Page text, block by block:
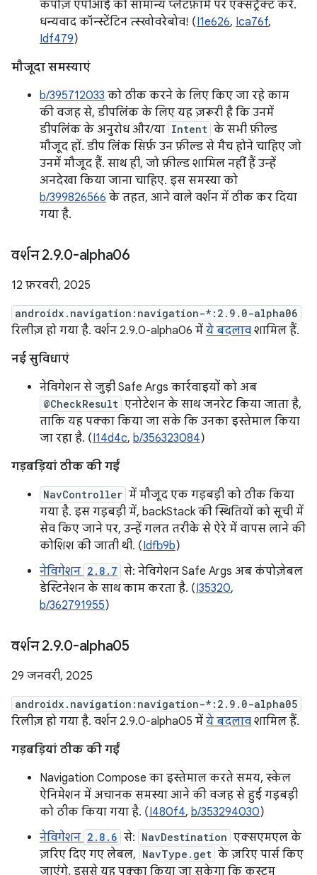
कंपोज़ एपीआई को सामान्य प्लैटफ़ॉर्म पर एक्सट्रैक्ट करें.
धन्यवाद कॉन्स्टेंटिन त्स्खोवरेबोव! (I1e626, Ica76f,
Idf479)
मौजूदा समस्याएं
b/395712033 को ठीक करने के लिए किए जा रहे काम
की वजह से, डीपलिंक के लिए यह ज़रूरी है कि उनमें
डीपलिंक के अनुरोध और/या Intent के सभी फ़ील्ड
मौजूद हों. डीप लिंक सिर्फ़ उन फ़ील्ड से मैच होने चाहिए जो
उनमें मौजूद हैं. साथ ही, जो फ़ील्ड शामिल नहीं हैं उन्हें
अनदेखा किया जाना चाहिए. इस समस्या को
b/399826566 के तहत, आने वाले वर्शन में ठीक कर दिया
गया है.
वर्शन 2.9.0-alpha06
12 फ़रवरी, 2025
androidx.navigation:navigation-*:2.9.0-alpha06
रिलीज़ हो गया है. वर्शन 2.9.0-alpha06 में ये बदलाव शामिल हैं.
नई सुविधाएं
नेविगेशन से जुड़ी Safe Args कार्रवाइयों को अब
@CheckResult एनोटेशन के साथ जनरेट किया जाता है,
ताकि यह पक्का किया जा सके कि उनका इस्तेमाल किया
जा रहा है. (I14d4c, b/356323084)
गड़बड़ियां ठीक की गईं
NavController में मौजूद एक गड़बड़ी को ठीक किया
गया है. इस गड़बड़ी में, backStack की स्थितियों को सूची में
सेव किए जाने पर, उन्हें गलत तरीके से ऐरे में वापस लाने की
कोशिश की जाती थी. (Idfb9b)
नेविगेशन 2.8.7 से: नेविगेशन Safe Args अब कंपोज़ेबल
डेस्टिनेशन के साथ काम करता है. (I35320,
b/362791955)
वर्शन 2.9.0-alpha05
29 जनवरी, 2025
androidx.navigation:navigation-*:2.9.0-alpha05
रिलीज़ हो गया है. वर्शन 2.9.0-alpha05 में ये बदलाव शामिल हैं.
गड़बड़ियां ठीक की गईं
Navigation Compose का इस्तेमाल करते समय, स्केल
ऐनिमेशन में अचानक समस्या आने की वजह से हुई गड़बड़ी
को ठीक किया गया है. (I480f4, b/353294030)
नेविगेशन 2.8.6 से: NavDestination एक्सएमएल के
ज़रिए दिए गए लेबल, NavType.get के ज़रिए पार्स किए
जाएंगे. इससे यह पक्का किया जा सकेगा कि कस्टम